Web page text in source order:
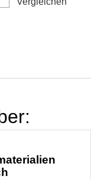
POCT Lithium
Stück/Beutel,